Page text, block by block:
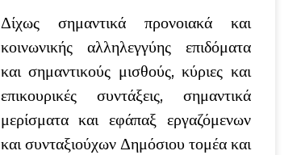
Δίχως σημαντικά προνοιακά και
κοινωνικής αλληλεγγύης επιδόματα
και σημαντικούς μισθούς, κύριες και
επικουρικές συντάξεις, σημαντικά
μερίσματα και εφάπαξ εργαζόμενων
και συνταξιούχων Δημόσιου τομέα και